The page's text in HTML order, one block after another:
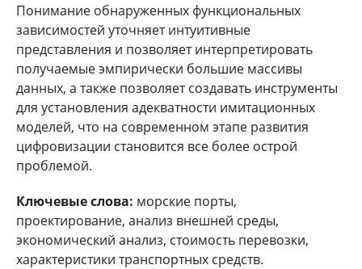
Понимание обнаруженных функциональных
зависимостей уточняет интуитивные
представления и позволяет интерпретировать
получаемые эмпирически большие массивы
данных, а также позволяет создавать инструменты
для установления адекватности имитационных
моделей, что на современном этапе развития
цифровизации становится все более острой
проблемой.
Ключевые слова: морские порты,
проектирование, анализ внешней среды,
экономический анализ, стоимость перевозки,
характеристики транспортных средств.